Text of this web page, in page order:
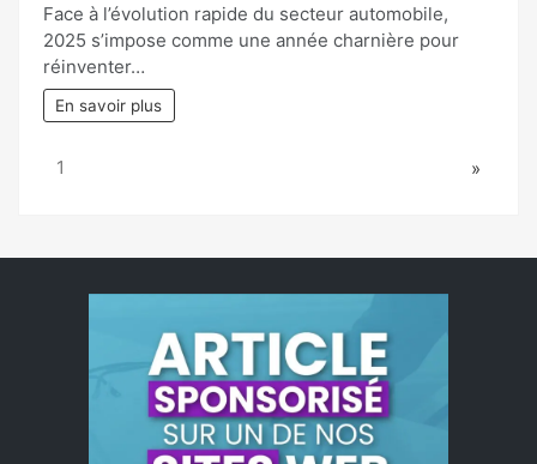
Face à l’évolution rapide du secteur automobile,
2025 s’impose comme une année charnière pour
réinventer…
En savoir plus
Page:
1 Next
»